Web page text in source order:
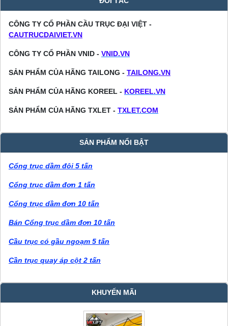
CÔNG TY CỔ PHẦN CẦU TRỤC ĐẠI VIỆT -
CAUTRUCDAIVIET.VN
CÔNG TY CỔ PHẦN VNID - VNID.VN
SẢN PHẨM CỦA HÃNG TAILONG - TAILONG.VN
SẢN PHẨM CỦA HÃNG KOREEL - KOREEL.VN
SẢN PHẨM CỦA HÃNG TXLET - TXLET.COM
SẢN PHẨM NỔI BẬT
Cổng trục dầm đôi 5 tấn
Cổng trục dầm đơn 1 tấn
Cổng trục dầm đơn 10 tấn
Bán Cổng trục dầm đơn 10 tấn
Cầu trục có gầu ngoạm 5 tấn
Cần trục quay áp cột 2 tấn
KHUYẾN MÃI